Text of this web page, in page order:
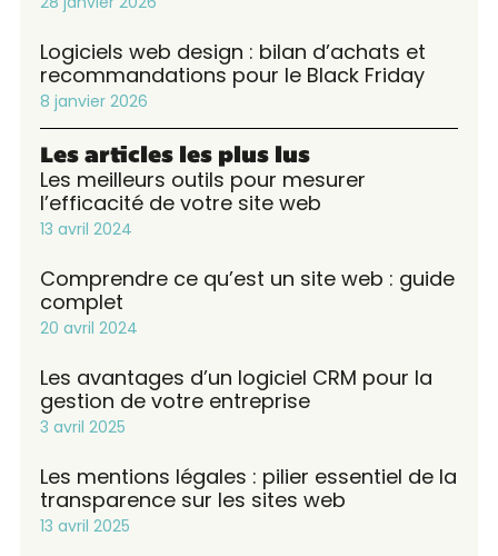
Logiciels web design : bilan d’achats et
recommandations pour le Black Friday
8 janvier 2026
Les articles les plus lus
Les meilleurs outils pour mesurer
l’efficacité de votre site web
13 avril 2024
Comprendre ce qu’est un site web : guide
complet
20 avril 2024
Les avantages d’un logiciel CRM pour la
gestion de votre entreprise
3 avril 2025
Les mentions légales : pilier essentiel de la
transparence sur les sites web
13 avril 2025